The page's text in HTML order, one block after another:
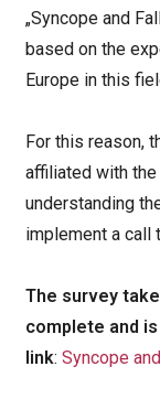
„Syncope and
based on the
Europe in this
For this reason,
affiliated with
understanding
implement a call
The survey
complete and
link:Syncope